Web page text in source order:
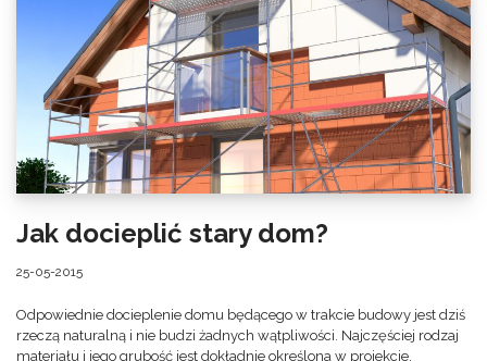
Jak docieplić stary dom?
25-05-2015
Odpowiednie docieplenie domu będącego w trakcie budowy jest dziś
rzeczą naturalną i nie budzi żadnych wątpliwości. Najczęściej rodzaj
materiału i jego grubość jest dokładnie określona w projekcie.